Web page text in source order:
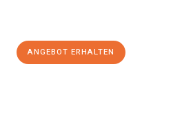
ANGEBOT ERHALTEN